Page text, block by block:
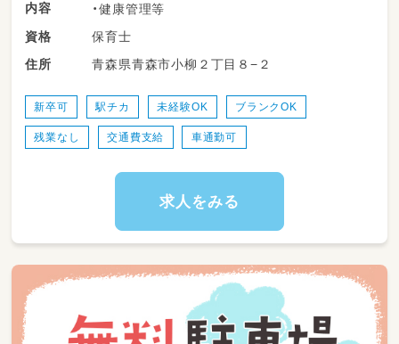
内容
・健康管理等
資格
保育士
住所
青森県青森市小柳２丁目８−２
新卒可 駅チカ 未経験OK ブランクOK
残業なし 交通費支給 車通勤可
求人をみる